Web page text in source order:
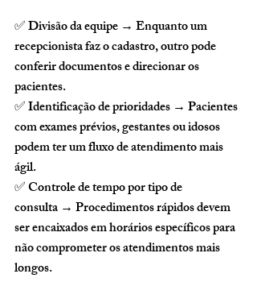
✅ Divisão da equipe → Enquanto um
recepcionista faz o cadastro, outro pode
conferir documentos e direcionar os
pacientes.
✅ Identificação de prioridades → Pacientes
com exames prévios, gestantes ou idosos
podem ter um fluxo de atendimento mais
ágil.
✅ Controle de tempo por tipo de
consulta → Procedimentos rápidos devem
ser encaixados em horários específicos para
não comprometer os atendimentos mais
longos.